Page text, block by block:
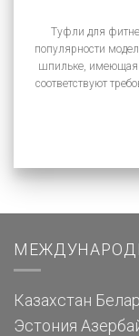
Туфли для
популярности
шпильке, имеющая
соответствуют
Казахстан
Эстония